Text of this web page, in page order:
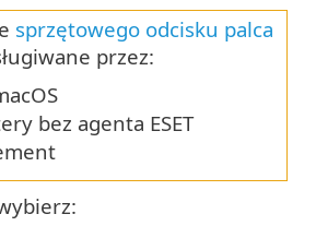
sprzętowego odcisku palca
przez:
bez agenta ESET